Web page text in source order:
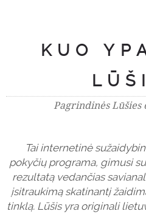
KUO
Pagrindinės Lūšies
Tai internetinė
pokyčių programa, gimusi
rezultatą vedančias
įsitraukimą skatinantį
tinklą. Lūšis yra originali